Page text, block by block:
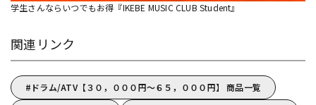
学生さんならいつでもお得『IKEBE MUSIC CLUB Student』
関連リンク
ドラム/ATV【３０，０００円～６５，０００円】 商品一覧